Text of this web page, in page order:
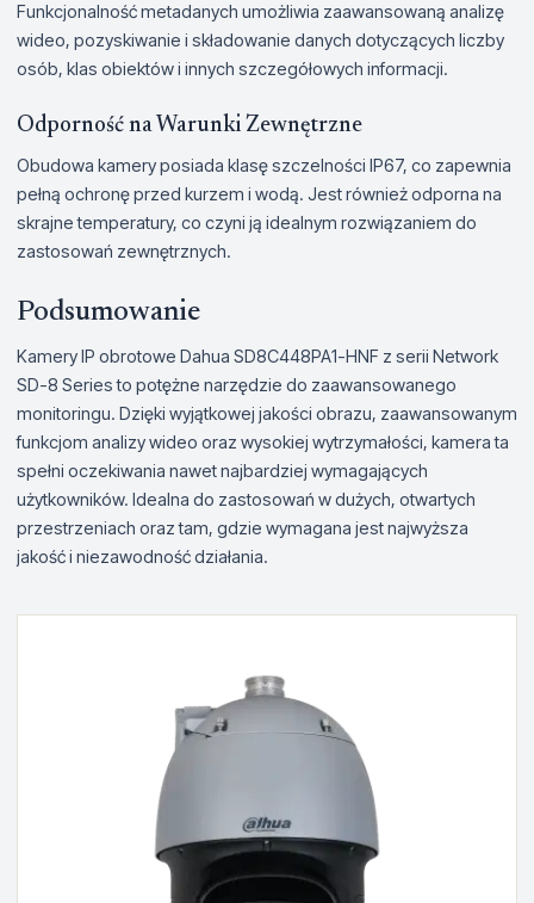
Funkcjonalność metadanych umożliwia zaawansowaną analizę
wideo, pozyskiwanie i składowanie danych dotyczących liczby
osób, klas obiektów i innych szczegółowych informacji.
Odporność na Warunki Zewnętrzne
Obudowa kamery posiada klasę szczelności IP67, co zapewnia
pełną ochronę przed kurzem i wodą. Jest również odporna na
skrajne temperatury, co czyni ją idealnym rozwiązaniem do
zastosowań zewnętrznych.
Podsumowanie
Kamery IP obrotowe Dahua SD8C448PA1-HNF z serii Network
SD-8 Series to potężne narzędzie do zaawansowanego
monitoringu. Dzięki wyjątkowej jakości obrazu, zaawansowanym
funkcjom analizy wideo oraz wysokiej wytrzymałości, kamera ta
spełni oczekiwania nawet najbardziej wymagających
użytkowników. Idealna do zastosowań w dużych, otwartych
przestrzeniach oraz tam, gdzie wymagana jest najwyższa
jakość i niezawodność działania.